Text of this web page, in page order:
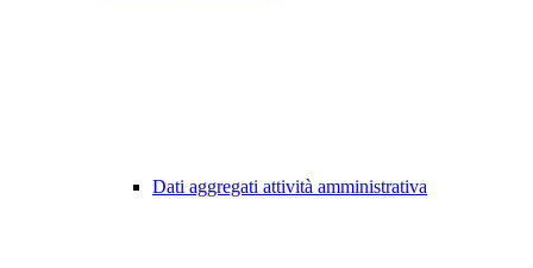
Dati aggregati attività amministrativa